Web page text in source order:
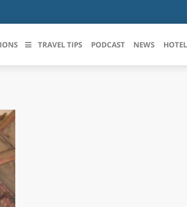
ROMAGNA
TRAVEL TIPS PODCAST NEWS HOTEL